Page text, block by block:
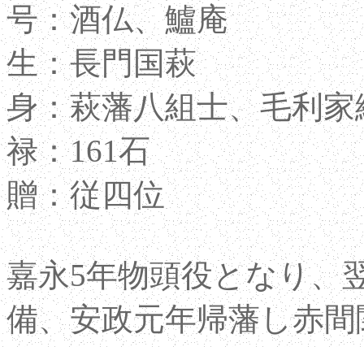
号：酒仏、鱸庵
生：長門国萩
身：萩藩八組士、毛利家
禄：161石
贈：従四位
嘉永5年物頭役となり、
備、安政元年帰藩し赤